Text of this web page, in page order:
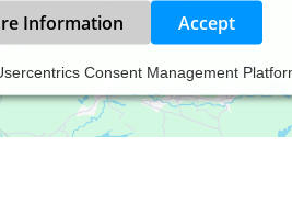
Information Accept
Consent Management
Trancen und eine neutrale
aus.